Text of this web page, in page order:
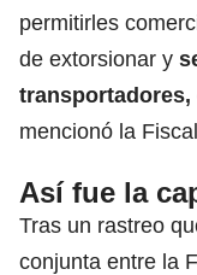
permitirles
de extorsionar y
mencionó la
Así fue la
Tras un rastreo
conjunta entre la